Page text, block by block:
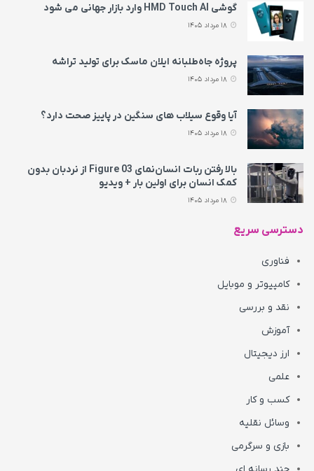
گوشی HMD Touch AI وارد بازار جهانی می‌ شود
پروژه جاه‌طلبانه ایلان ماسک برای تولید تراشه
آیا وقوع سیلاب های سنگین در پاییز صحت دارد؟
بالا رفتن ربات انسان‌نمای Figure 03 از نردبان بدون
کمک انسان برای اولین بار + ویدیو
دسترسی سریع
فناوری
کامپیوتر و موبایل
نقد و بررسی
آموزش
ارز دیجیتال
علمی
کسب و کار
وسائل نقلیه
بازی و سرگرمی